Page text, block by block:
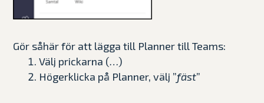
Gör såhär för att lägga till Planner till Teams:
Välj prickarna (…)
Högerklicka på Planner, välj ”fäst”